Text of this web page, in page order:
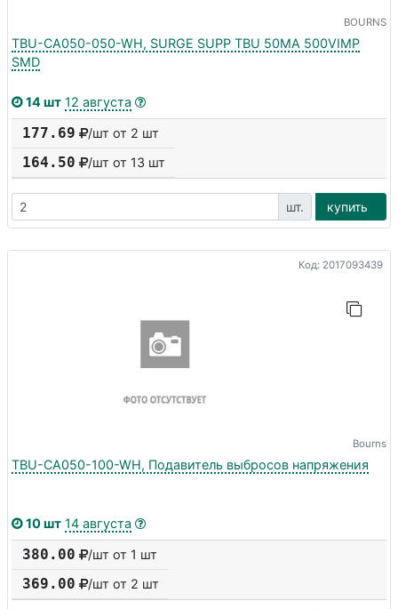
BOURNS
TBU-CA050-050-WH, SURGE SUPP TBU 50MA 500VIMP
SMD
14 шт 12 августа
177.69 /шт от 2 шт
164.50 /шт от 13 шт
шт. купить
Код: 2017093439
Bourns
TBU-CA050-100-WH, Подавитель выбросов напряжения
10 шт 14 августа
380.00 /шт от 1 шт
369.00 /шт от 2 шт